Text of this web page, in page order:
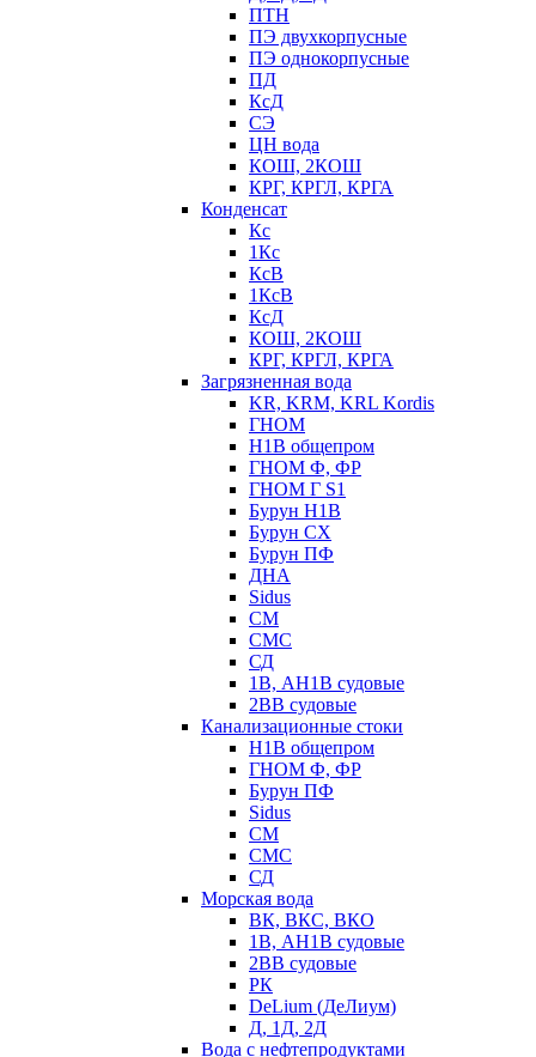
ПТН
ПЭ двухкорпусные
ПЭ однокорпусные
ПД
КсД
СЭ
ЦН вода
КОШ, 2КОШ
КРГ, КРГЛ, КРГА
Конденсат
Кс
1Кс
КсВ
1КсВ
КсД
КОШ, 2КОШ
КРГ, КРГЛ, КРГА
Загрязненная вода
KR, KRM, KRL Kordis
ГНОМ
Н1В общепром
ГНОМ Ф, ФР
ГНОМ Г S1
Бурун Н1В
Бурун СХ
Бурун ПФ
ДНА
Sidus
СМ
СМС
СД
1В, АН1В судовые
2ВВ судовые
Канализационные стоки
Н1В общепром
ГНОМ Ф, ФР
Бурун ПФ
Sidus
СМ
СМС
СД
Морская вода
ВК, ВКС, ВКО
1В, АН1В судовые
2ВВ судовые
РК
DeLium (ДеЛиум)
Д, 1Д, 2Д
Вода с нефтепродуктами